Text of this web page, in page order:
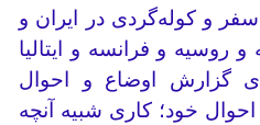
و کوله‌گردی در ایران و
و روسیه و فرانسه و ایتالیا
گزارش اوضاع و احوال
خود؛ کاری شبیه آنچه